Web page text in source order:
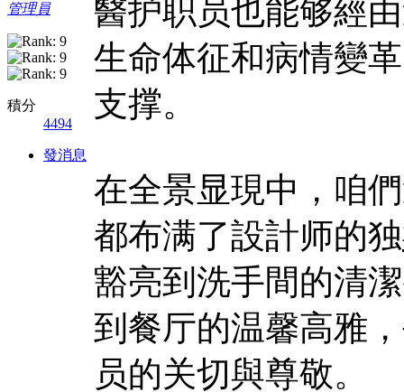
管理員
積分
4494
發消息
醫护职员也能够經
生命体征和病情變
支撑。
在全景显現中，咱
都布满了設計师的独
豁亮到洗手間的清
到餐厅的温馨高雅
员的关切與尊敬。